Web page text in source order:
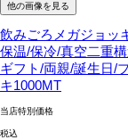
他の画像を見る
飲みごろメガジョッ
保温/保冷/真空二重
ギフト/両親/誕生日/
キ1000MT
当店特別価格
税込